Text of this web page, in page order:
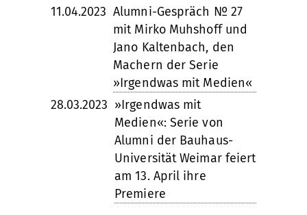
11.04.2023 Alumni-Gespräch № 27
mit Mirko Muhshoff und
Jano Kaltenbach, den
Machern der Serie
»Irgendwas mit Medien«
28.03.2023 »Irgendwas mit
Medien«: Serie von
Alumni der Bauhaus-
Universität Weimar feiert
am 13. April ihre
Premiere